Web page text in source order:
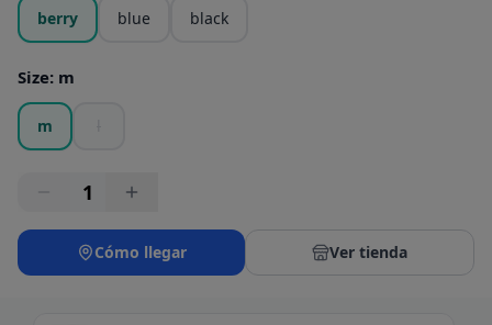
berry blue black
Size: m
m
1
Cómo llegar Ver tienda